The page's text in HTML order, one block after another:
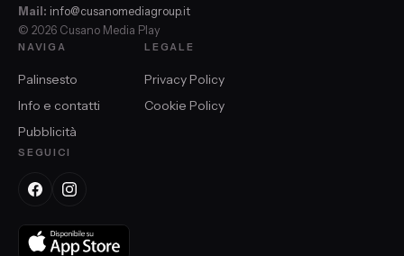
Mail: info@cusanomediagroup.it
© 2026 Cusano Media Play
NAVIGA
Palinsesto
Info e contatti
Pubblicità
LEGALE
Privacy Policy
Cookie Policy
SEGUICI